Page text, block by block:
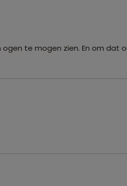
te mogen zien. En om dat